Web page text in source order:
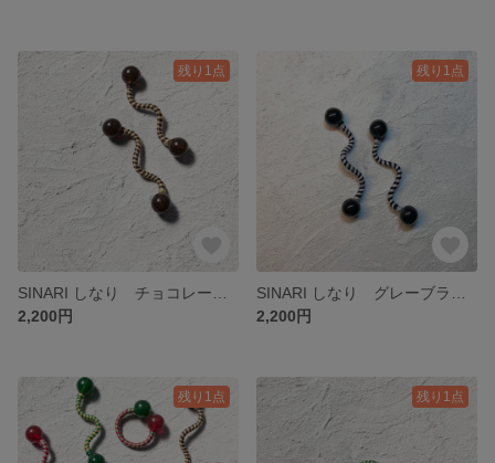
残り1点
2,200円
残り1点
2,200円
残り1点 残り1点